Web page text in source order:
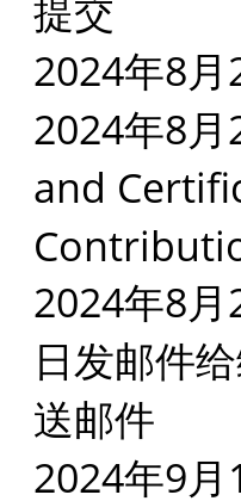
提交
2024年8
2024年8
and
2024年8
日发邮件
送邮件
2024年9